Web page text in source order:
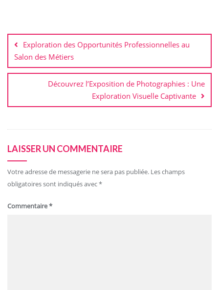
de
l’article
Exploration des Opportunités Professionnelles au
Salon des Métiers
Découvrez l’Exposition de Photographies : Une
Exploration Visuelle Captivante
LAISSER UN COMMENTAIRE
Votre adresse de messagerie ne sera pas publiée. Les champs
obligatoires sont indiqués avec*
Commentaire*